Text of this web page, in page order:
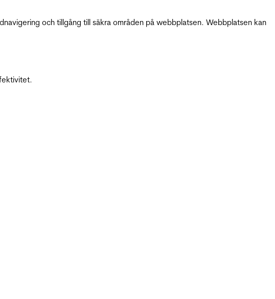
och tillgång till säkra områden på webbplatsen. Webbplatsen kan